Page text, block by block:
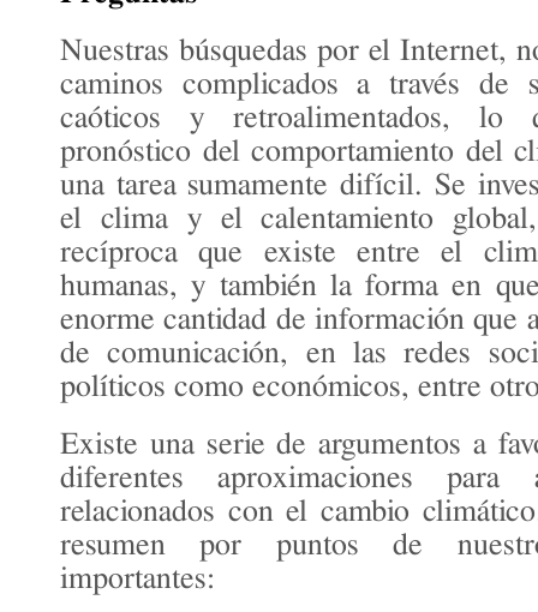
Nuestras búsquedas por el Internet,
caminos complicados a través de
caóticos y retroalimentados, lo
pronóstico del comportamiento del
una tarea sumamente difícil. Se
el clima y el calentamiento
recíproca que existe entre el
humanas, y también la forma en
enorme cantidad de información que
de comunicación, en las redes
políticos como económicos, entre
Existe una serie de argumentos a
diferentes aproximaciones
relacionados con el cambio
resumen por puntos de
importantes: